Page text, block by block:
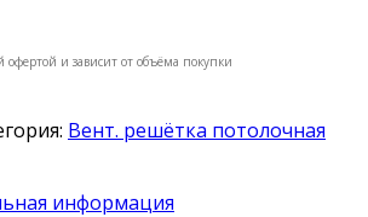
офертой и зависит от объёма покупки
Вент. решётка потолочная
информация